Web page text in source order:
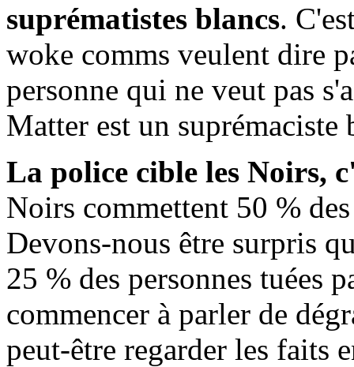
suprématistes blancs.
woke comms veulent dire
personne qui ne veut pas
Matter est un suprémaciste
La police cible les Noirs,
Noirs commettent 50 %
Devons-nous être surpris
25 % des personnes tuées
commencer à parler de
peut-être regarder les faits